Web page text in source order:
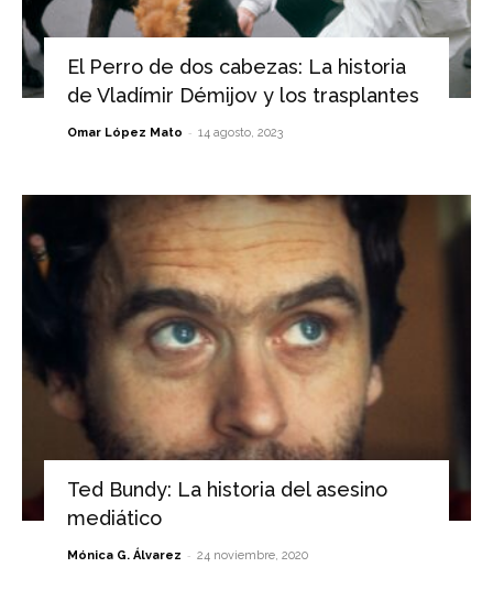
El Perro de dos cabezas: La historia
de Vladímir Démijov y los trasplantes
Omar López Mato - 14 agosto, 2023
Ted Bundy: La historia del asesino
mediático
Mónica G. Álvarez - 24 noviembre, 2020